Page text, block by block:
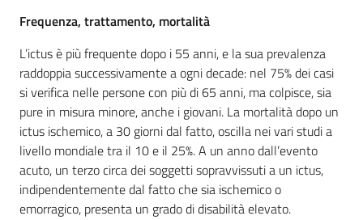
Frequenza, trattamento, mortalità
L’ictus è più frequente dopo i 55 anni, e la sua prevalenza
raddoppia successivamente a ogni decade: nel 75% dei casi
si verifica nelle persone con più di 65 anni, ma colpisce, sia
pure in misura minore, anche i giovani. La mortalità dopo un
ictus ischemico, a 30 giorni dal fatto, oscilla nei vari studi a
livello mondiale tra il 10 e il 25%. A un anno dall’evento
acuto, un terzo circa dei soggetti sopravvissuti a un ictus,
indipendentemente dal fatto che sia ischemico o
emorragico, presenta un grado di disabilità elevato.